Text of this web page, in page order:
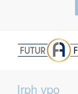
Irph vpo